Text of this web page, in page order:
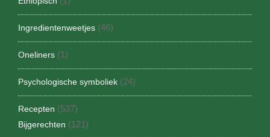
Ingredientenweetjes (46)
Oneliners (1)
Psychologische symboliek (24)
Recepten (537)
Bijgerechten (121)